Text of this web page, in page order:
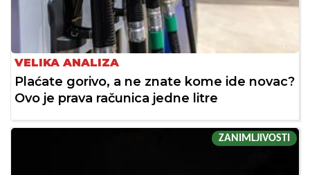
VELIKA ANALIZA
Plaćate gorivo, a ne znate kome ide novac?
Ovo je prava računica jedne litre
ZANIMLJIVOSTI